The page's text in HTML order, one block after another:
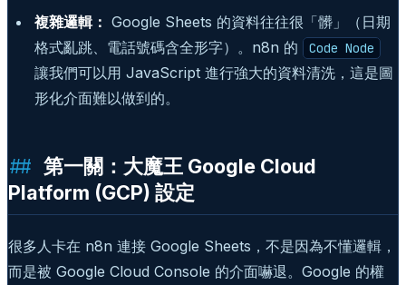
複雜邏輯： Google Sheets 的資料往往很「髒」（日期
格式亂跳、電話號碼含全形字）。n8n 的
Code Node
讓我們可以用 JavaScript 進行強大的資料清洗，這是圖
形化介面難以做到的。
第一關：大魔王 Google Cloud
Platform (GCP) 設定
很多人卡在 n8n 連接 Google Sheets，不是因為不懂邏輯，
而是被 Google Cloud Console 的介面嚇退。Google 的權